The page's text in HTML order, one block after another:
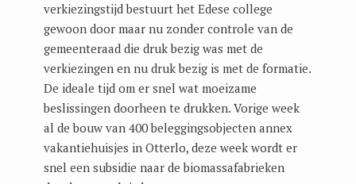
verkiezingstijd bestuurt het Edese college
gewoon door maar nu zonder controle van de
gemeenteraad die druk bezig was met de
verkiezingen en nu druk bezig is met de formatie.
De ideale tijd om er snel wat moeizame
beslissingen doorheen te drukken. Vorige week
al de bouw van 400 beleggingsobjecten annex
vakantiehuisjes in Otterlo, deze week wordt er
snel een subsidie naar de biomassafabrieken